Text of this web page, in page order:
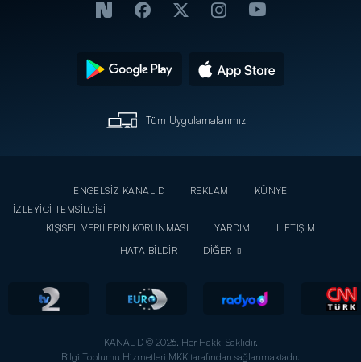
Tüm Uygulamalarımız
ENGELSİZ KANAL D REKLAM
KÜNYE
İZLEYİCİ TEMSİLCİSİ
KİŞİSEL VERİLERİN KORUNMASI
YARDIM
İLETİŞİM
HATA BİLDİR
DİĞER
KANAL D © 2026. Her Hakkı Saklıdır.
Bilgi Toplumu Hizmetleri MKK tarafından sağlanmaktadır.